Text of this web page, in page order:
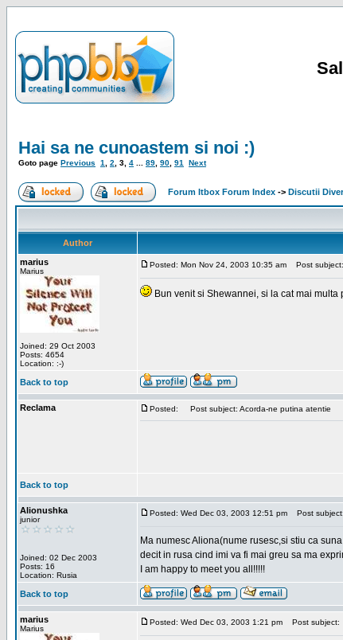
Hai sa ne cunoastem si noi :)
Goto page Previous 1 2 3 4 89 90 91 Next
Forum Itbox Forum Index -> Discutii
Author
marius
Marius
Joined: 29 Oct 2003
Posts: 4654
Location: :-)
Posted: Mon Nov 24, 2003 10:35 am Post subject:
Bun venit si Shewannei, si la cat mai multa
Back to top
Reclama Posted: Post subject: Acorda-ne putina atentie
Back to top
Alionushka
junior
Joined: 02 Dec 2003
Posts: 16
Location: Rusia
Posted: Wed Dec 03, 2003 12:51 pm Post
Ma numesc Aliona(nume rusesc,si stiu ca
decit in rusa cind imi va fi mai greu sa ma
I am happy to meet you all!!!!!
Back to top
marius
Marius
Posted: Wed Dec 03, 2003 1:21 pm Post subject: